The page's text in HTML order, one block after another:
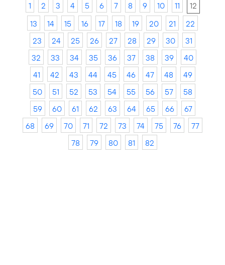
1 2 3 4 5 6 7 8 9 10 11
12
13
14 15 16 17 18 19 20 21
22
23
24 25 26 27 28 29 30
31
32
33 34 35 36 37 38 39
40
41
42 43 44 45 46 47 48
49
50
51 52 53 54 55 56 57
58
59
60 61 62 63 64 65 66
67
68
69 70 71 72 73 74 75 76
77
78
79 80 81 82